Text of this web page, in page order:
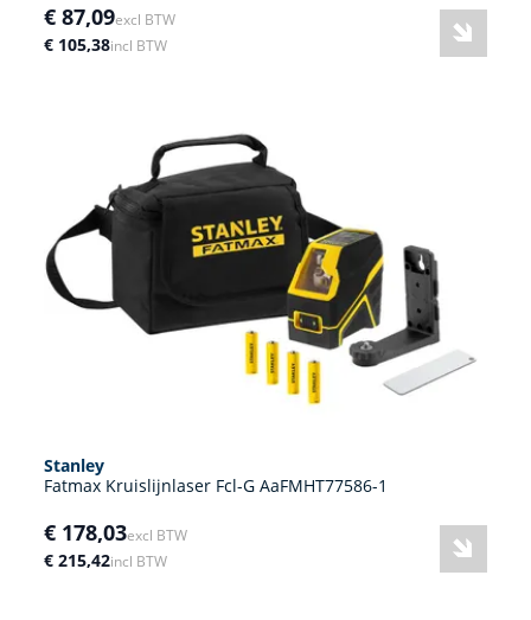
€ 87,09excl BTW
€ 105,38incl BTW
Stanley
Fatmax Kruislijnlaser Fcl-G AaFMHT77586-1
€ 178,03excl BTW
€ 215,42incl BTW